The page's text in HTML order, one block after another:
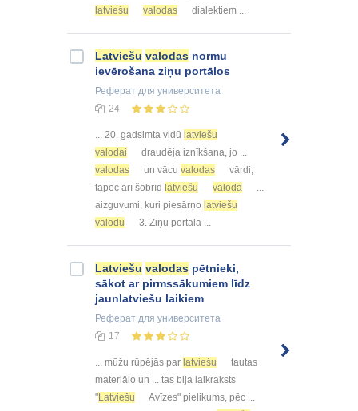
latviešu
valodas dialektiem ...
Latviešu valodas normu
ievērošana ziņu portālos
Реферат для университета
24
... 20. gadsimta vidū latviešu
valodai
draudēja iznīkšana, jo ...
valodas
un vācu valodas
vārdi,
tāpēc arī šobrīd latviešu valodā
...
aizguvumi, kuri piesārņo latviešu
valodu
3. Ziņu portālā ...
Latviešu valodas pētnieki,
sākot ar pirmssākumiem līdz
jaunlatviešu laikiem
Реферат для университета
17
... mūžu rūpējās par latviešu
tautas
materiālo un ... tas bija laikraksts
"Latviešu
Avīzes" pielikums, pēc ...